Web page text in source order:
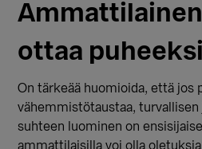
ottaa
On tärkeää huomioida, että jos
vähemmistötaustaa, turvallisen
suhteen luominen on
ammattilaisilla voi olla